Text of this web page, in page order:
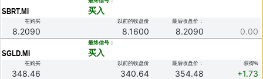
SBRT.MI 买入
在购买
8.2090
以前的收盘价
8.1600
最后收盘价：
8.2090 0.00
SGLD.MI
最终信号：
买入
在购买
348.46
以前的收盘价
340.64
最后收盘价：
354.48
获得%
+1.73